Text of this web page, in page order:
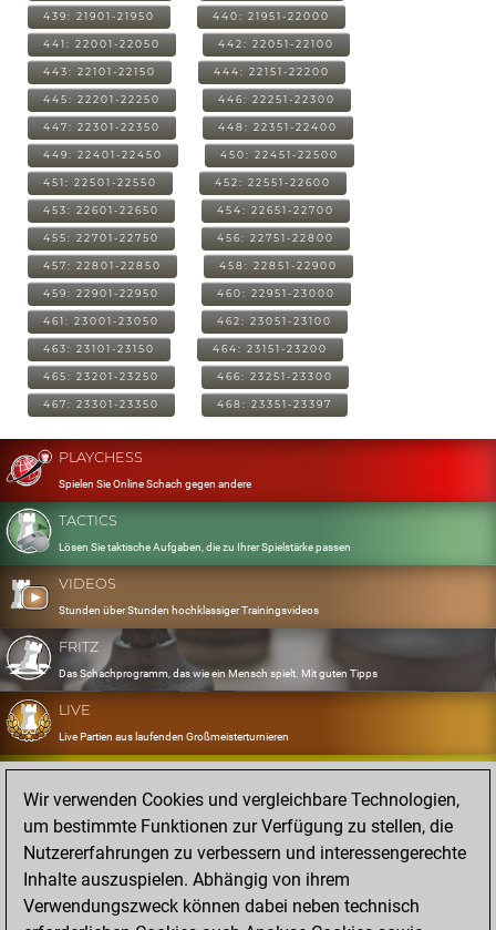
439: 21901-21950 440: 21951-22000
441: 22001-22050 442: 22051-22100
443: 22101-22150 444: 22151-22200
445: 22201-22250 446: 22251-22300
447: 22301-22350 448: 22351-22400
449: 22401-22450 450: 22451-22500
451: 22501-22550 452: 22551-22600
453: 22601-22650 454: 22651-22700
455: 22701-22750 456: 22751-22800
457: 22801-22850 458: 22851-22900
459: 22901-22950 460: 22951-23000
461: 23001-23050 462: 23051-23100
463: 23101-23150 464: 23151-23200
465: 23201-23250 466: 23251-23300
467: 23301-23350 468: 23351-23397
PLAYCHESS
Spielen Sie Online Schach gegen andere
TACTICS
Lösen Sie taktische Aufgaben, die zu Ihrer Spielstärke passen
VIDEOS
Stunden über Stunden hochklassiger Trainingsvideos
FRITZ
Das Schachprogramm, das wie ein Mensch spielt. Mit guten Tipps
LIVE
Live Partien aus laufenden Großmeisterturnieren
OPENINGS
Erfassen und Üben Sie Ihr Eröffnungsrepertoire
DATABASE
Acht Millionen starke Partien
MYGAMES
Speichern und analysieren Sie eigene Partien in der Cloud
Wir verwenden Cookies und vergleichbare Technologien,
um bestimmte Funktionen zur Verfügung zu stellen, die
Nutzererfahrungen zu verbessern und interessengerechte
Inhalte auszuspielen. Abhängig von ihrem
Verwendungszweck können dabei neben technisch